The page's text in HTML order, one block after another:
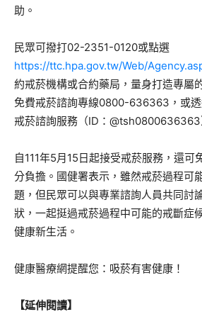
助。
民眾可撥打02-2351-0120或點選
https://ttc.hpa.gov.tw/Web/
約戒菸機構或合約藥局，量身打造專屬
免費戒菸諮詢專線0800-636363，或
戒菸諮詢服務（ID：@tsh0800636363
自111年5月15日起接受戒菸服務，還可
分負擔。國健署表示，雖然戒菸過程可
題，但民眾可以與專業諮詢人員共同討
狀，一起挺過戒菸過程中可能的戒斷症
健康新生活。
健康醫療網提醒您：吸菸有害健康！
【延伸閱讀】